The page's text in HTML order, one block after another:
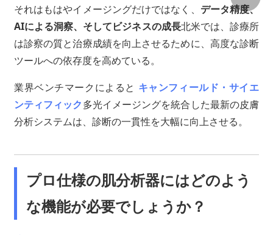
それはもはやイメージングだけではなく、 データ精度、
AIによる洞察、そしてビジネスの成長北米では、診療所
は診察の質と治療成績を向上させるために、高度な診断
ツールへの依存度を高めている。
業界ベンチマークによると キャンフィールド・サイエ
ンティフィック多光イメージングを統合した最新の皮膚
分析システムは、診断の一貫性を大幅に向上させる。
プロ仕様の肌分析器にはどのよう
な機能が必要でしょうか？